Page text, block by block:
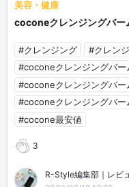
美容・健康
coconeクレンジングバー
#クレンジング
#クレン
#coconeクレンジングバー
#coconeクレンジングバー
#coconeクレンジングバー
#cocone最安値
3
R-Style編集部｜レビ